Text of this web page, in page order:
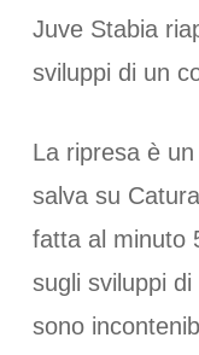
Juve Stabia
sviluppi di un
La ripresa è
salva su
fatta al minuto
sugli sviluppi di
sono